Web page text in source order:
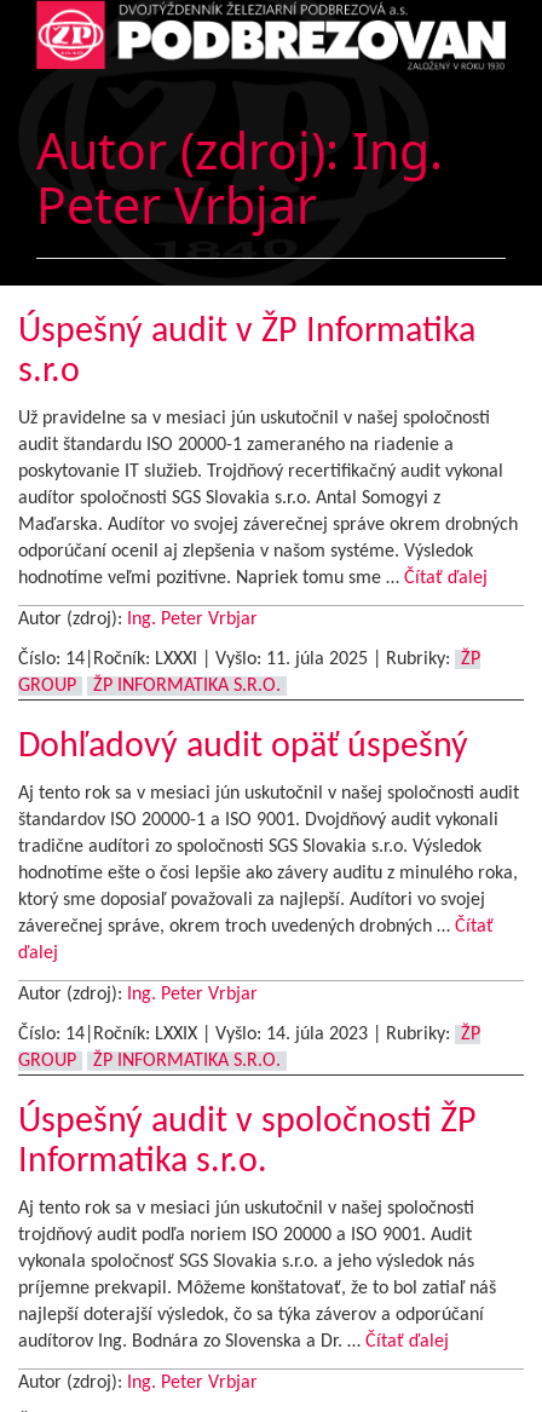
Autor (zdroj): Ing.
Peter Vrbjar
Úspešný audit v ŽP Informatika
s.r.o
Už pravidelne sa v mesiaci jún uskutočnil v našej spoločnosti
audit štandardu ISO 20000-1 zameraného na riadenie a
poskytovanie IT služieb. Trojdňový recertifikačný audit vykonal
audítor spoločnosti SGS Slovakia s.r.o. Antal Somogyi z
Maďarska. Audítor vo svojej záverečnej správe okrem drobných
odporúčaní ocenil aj zlepšenia v našom systéme. Výsledok
hodnotíme veľmi pozitívne. Napriek tomu sme … Čítať ďalej
Autor (zdroj): Ing. Peter Vrbjar
Číslo: 14|Ročník: LXXXI | Vyšlo: 11. júla 2025 Rubriky:
ŽP
GROUP
ŽP INFORMATIKA S.R.O.
Dohľadový audit opäť úspešný
Aj tento rok sa v mesiaci jún uskutočnil v našej spoločnosti audit
štandardov ISO 20000-1 a ISO 9001. Dvojdňový audit vykonali
tradične audítori zo spoločnosti SGS Slovakia s.r.o. Výsledok
hodnotíme ešte o čosi lepšie ako závery auditu z minulého roka,
ktorý sme doposiaľ považovali za najlepší. Audítori vo svojej
záverečnej správe, okrem troch uvedených drobných … Čítať
ďalej
Autor (zdroj): Ing. Peter Vrbjar
Číslo: 14|Ročník: LXXIX | Vyšlo: 14. júla 2023 Rubriky:
ŽP
GROUP
ŽP INFORMATIKA S.R.O.
Úspešný audit v spoločnosti ŽP
Informatika s.r.o.
Aj tento rok sa v mesiaci jún uskutočnil v našej spoločnosti
trojdňový audit podľa noriem ISO 20000 a ISO 9001. Audit
vykonala spoločnosť SGS Slovakia s.r.o. a jeho výsledok nás
príjemne prekvapil. Môžeme konštatovať, že to bol zatiaľ náš
najlepší doterajší výsledok, čo sa týka záverov a odporúčaní
audítorov Ing. Bodnára zo Slovenska a Dr. … Čítať ďalej
Autor (zdroj): Ing. Peter Vrbjar